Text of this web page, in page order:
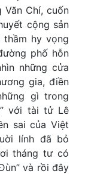
Văn Chí, cuốn
cộng sản
thầm hy vọng
phố hỗn
những cửa
gia, điền
gì trong
với tài tử Lê
sai của Việt
lính đã bỏ
tháng tư có
và rồi đây